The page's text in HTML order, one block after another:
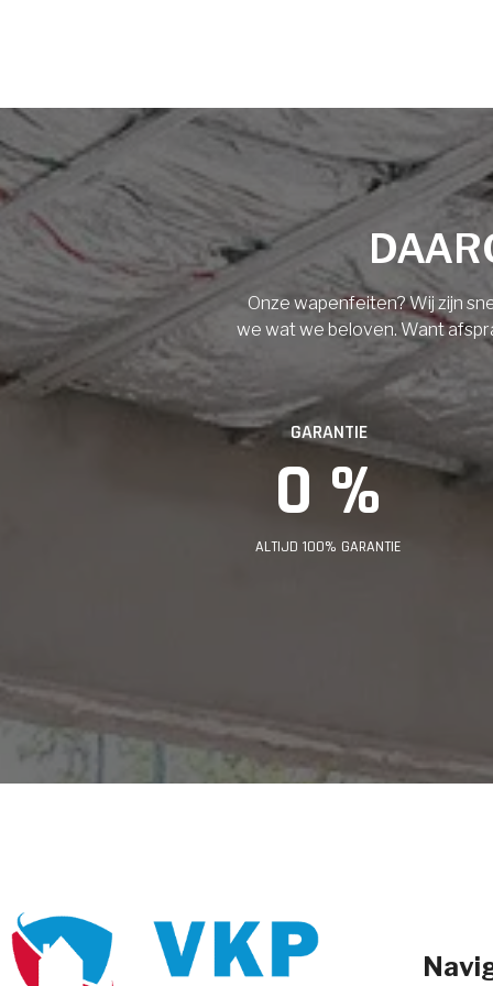
Dakisolatie
Gevelisolatie
Vorige Volgende
E-mail
Telefoonnummer
Onze wapenfeiten? Wij zijn
we wat we beloven. Want
GARANTIE
0 %
ALTIJD 100% GARANTIE